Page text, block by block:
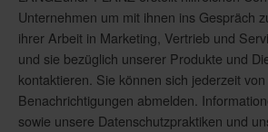
Unternehmen um mit ihnen ins Gespräch
ihrer Arbeit in Marketing, Vertrieb und
und sie bezüglich unserer Produkte und
kontaktieren. Sie können sich jederzeit
Benachrichtigungen abmelden.
sowie unsere Datenschutzpraktiken und